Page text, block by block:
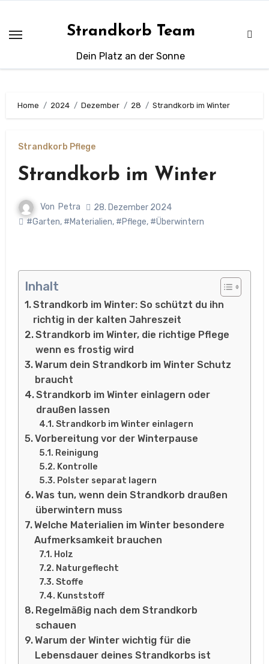
springen
Strandkorb Team
Dein Platz an der Sonne
Home 2024 Dezember 28 Strandkorb im Winter
Strandkorb Pflege
Strandkorb im Winter
Von Petra
28. Dezember 2024
#Garten, #Materialien, #Pflege, #Überwintern
Inhalt
Strandkorb im Winter: So schützt du ihn
richtig in der kalten Jahreszeit
Strandkorb im Winter, die richtige Pflege
wenn es frostig wird
Warum dein Strandkorb im Winter Schutz
braucht
Strandkorb im Winter einlagern oder
draußen lassen
Strandkorb im Winter einlagern
Vorbereitung vor der Winterpause
Reinigung
Kontrolle
Polster separat lagern
Was tun, wenn dein Strandkorb draußen
überwintern muss
Welche Materialien im Winter besondere
Aufmerksamkeit brauchen
Holz
Naturgeflecht
Stoffe
Kunststoff
Regelmäßig nach dem Strandkorb
schauen
Warum der Winter wichtig für die
Lebensdauer deines Strandkorbs ist